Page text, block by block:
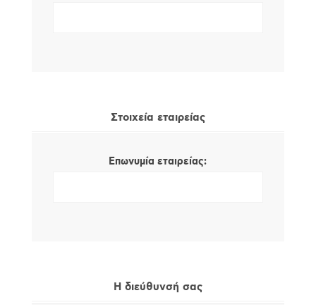
Στοιχεία εταιρείας
Επωνυμία εταιρείας:
Η διεύθυνσή σας